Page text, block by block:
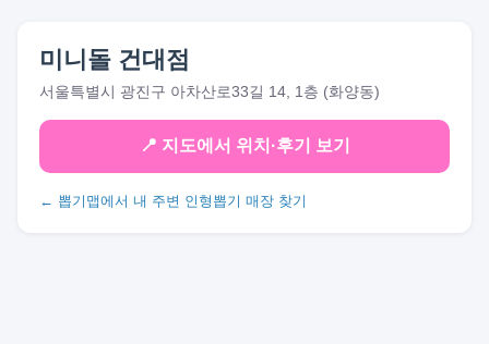
미니돌 건대점
서울특별시 광진구 아차산로33길 14, 1층 (화양동)
📍 지도에서 위치·후기 보기
← 뽑기맵에서 내 주변 인형뽑기 매장 찾기